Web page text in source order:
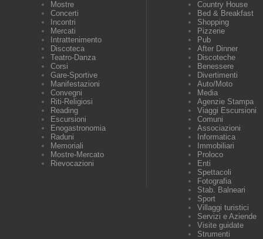
Mostre
Concerti
Incontri
Mercati
Intrattenimento
Discoteca
Teatro-Danza
Corsi
Gare-Sportive
Manifestazioni
Convegni
Riti-Religiosi
Reading
Escursioni
Enogastronomia
Raduni
Memoriali
Mostre-Mercato
Rievocazioni
Country House
Bed & Breakfast
Shopping
Pizzerie
Pub
After Dinner
Discoteche
Benessere
Divertimenti
Auto/Moto
Media
Agenzie Stampa
Viaggi Escursioni
Comuni
Associazioni
Informatica
Immobiliari
Proloco
Enti
Spettacoli
Fotografia
Stab. Balneari
Sport
Villaggi turistici
Servizi e Aziende
Visite guidate
Strumenti